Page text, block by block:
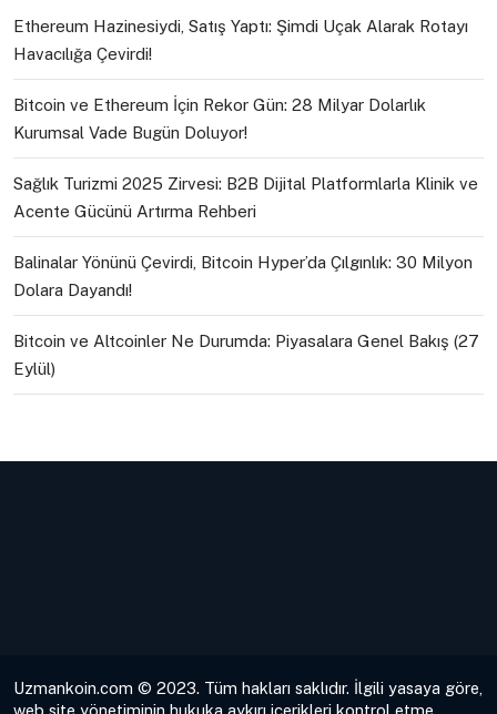
Ethereum Hazinesiydi, Satış Yaptı: Şimdi Uçak Alarak Rotayı
Havacılığa Çevirdi!
Bitcoin ve Ethereum İçin Rekor Gün: 28 Milyar Dolarlık
Kurumsal Vade Bugün Doluyor!
Sağlık Turizmi 2025 Zirvesi: B2B Dijital Platformlarla Klinik ve
Acente Gücünü Artırma Rehberi
Balinalar Yönünü Çevirdi, Bitcoin Hyper’da Çılgınlık: 30 Milyon
Dolara Dayandı!
Bitcoin ve Altcoinler Ne Durumda: Piyasalara Genel Bakış (27
Eylül)
Uzmankoin.com © 2023. Tüm hakları saklıdır. İlgili yasaya göre,
web site yönetiminin hukuka aykırı içerikleri kontrol etme